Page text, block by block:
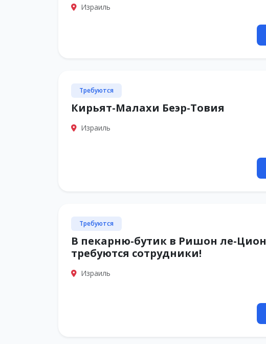
Израиль
Требуются
Кирьят-Малахи Беэр-Товия
Израиль
Требуются
В пекарню-бутик в Ришон ле-Цион
требуются сотрудники!
Израиль